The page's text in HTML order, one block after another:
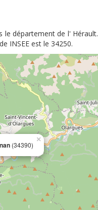
le département de l' Hérault.
INSEE est le 34250.
(34390)
×